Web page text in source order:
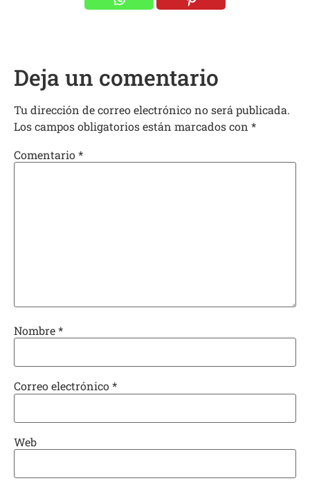
Deja un comentario
Tu dirección de correo electrónico no será publicada.
Los campos obligatorios están marcados con *
Comentario*
Nombre*
Correo electrónico*
Web